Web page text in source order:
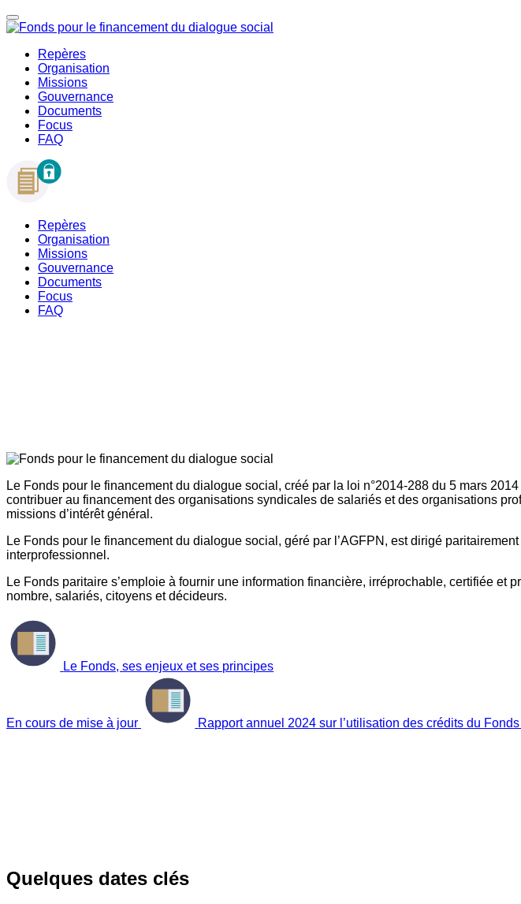
Repères
Organisation
Missions
Gouvernance
Documents
Focus
FAQ
Repères
Organisation
Missions
Gouvernance
Documents
Focus
FAQ
Le Fonds pour le financement du dialogue social, créé par la loi n°2014-288 du 5 mars
contribuer au financement des organisations syndicales de salariés et des organisations
missions d’intérêt général.
Le Fonds pour le financement du dialogue social, géré par l’AGFPN, est dirigé
interprofessionnel.
Le Fonds paritaire s’emploie à fournir une information financière, irréprochable, certifiée
nombre, salariés, citoyens et décideurs.
Le Fonds, ses enjeux et ses principes
En cours de mise à jour Rapport annuel 2024 sur l’utilisation des crédits du
Quelques dates clés